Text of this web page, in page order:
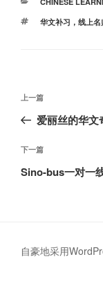
标
华文补习，线上
文
导
航
上
一
文
章
上一篇
爱丽丝的华
下
一
下一篇
Sino-bus一对一
自豪地采用